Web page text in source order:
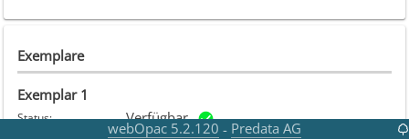
Exemplare
Exemplar 1
Status: Verfügbar
webOpac 5.2.120 - Predata AG